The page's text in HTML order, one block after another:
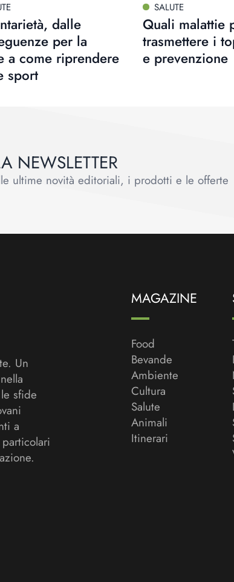
dalle
per la
a come riprendere
sport
SALUTE
Quali malattie
trasmettere i
e prevenzione
NEWSLETTER
ultime novità editoriali, i prodotti e le offerte
Un
sfide
a
MAGAZINE
Food
Bevande
Ambiente
Cultura
Salute
Animali
Itinerari